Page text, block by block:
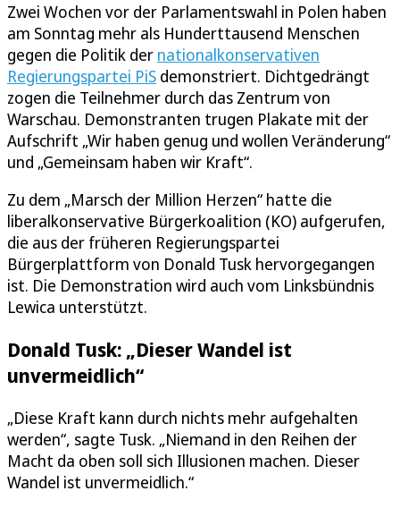
Zwei Wochen vor der Parlamentswahl in Polen haben
am Sonntag mehr als Hunderttausend Menschen
gegen die Politik der nationalkonservativen
Regierungspartei PiS demonstriert. Dichtgedrängt
zogen die Teilnehmer durch das Zentrum von
Warschau. Demonstranten trugen Plakate mit der
Aufschrift „Wir haben genug und wollen Veränderung“
und „Gemeinsam haben wir Kraft“.
Zu dem „Marsch der Million Herzen“ hatte die
liberalkonservative Bürgerkoalition (KO) aufgerufen,
die aus der früheren Regierungspartei
Bürgerplattform von Donald Tusk hervorgegangen
ist. Die Demonstration wird auch vom Linksbündnis
Lewica unterstützt.
Donald Tusk: „Dieser Wandel ist
unvermeidlich“
„Diese Kraft kann durch nichts mehr aufgehalten
werden“, sagte Tusk. „Niemand in den Reihen der
Macht da oben soll sich Illusionen machen. Dieser
Wandel ist unvermeidlich.“